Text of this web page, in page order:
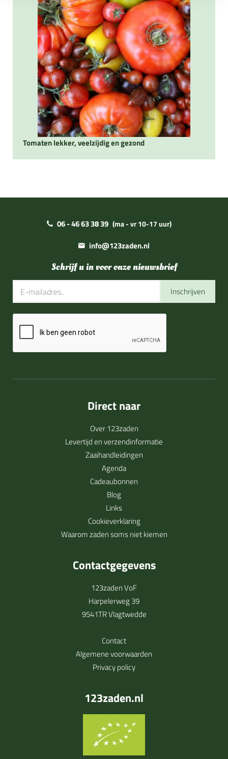
Tomaten lekker, veelzijdig en gezond
06 - 46 63 38 39 (ma - vr 10-17 uur)
info@123zaden.nl
Schrijf u in voor onze nieuwsbrief
Inschrijven
Direct naar
Over 123zaden
Levertijd en verzendinformatie
Zaaihandleidingen
Agenda
Cadeaubonnen
Blog
Links
Cookieverklaring
Waarom zaden soms niet kiemen
Contactgegevens
123zaden VoF
Harpelerweg 39
9541TR Vlagtwedde
Contact
Algemene voorwaarden
Privacy policy
123zaden.nl